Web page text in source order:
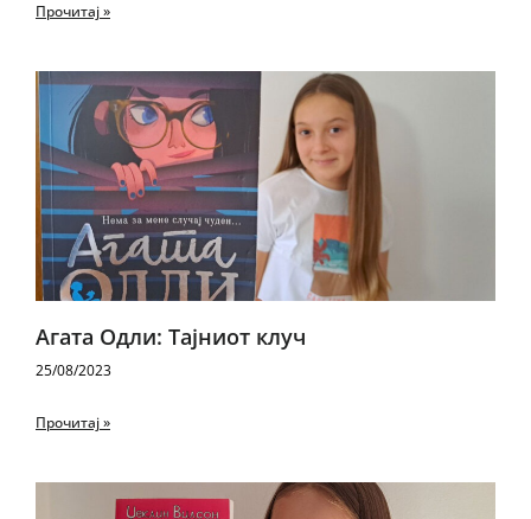
Прочитај »
Агата Одли: Тајниот клуч
25/08/2023
Прочитај »